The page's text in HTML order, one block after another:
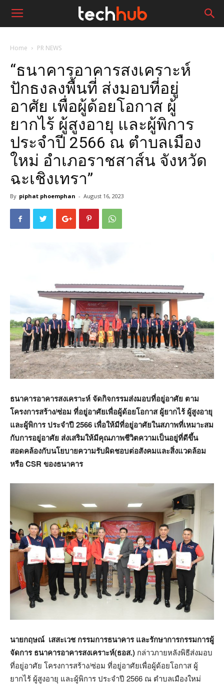
Home PR NEWS
“ธนาคารอาคารสงเคราะห์
ปักธงลงพื้นที่ ส่งมอบที่อยู่
อาศัย เพื่อผู้ด้อยโอกาส ผู้
ยากไร้ ผู้สูงอายุ และผู้พิการ
ประจำปี 2566 ณ ตำบลเมือง
ใหม่ อำเภอราชสาส์น จังหวัด
ฉะเชิงเทรา”
By piphat phoemphan - August 16, 2023
ธนาคารอาคารสงเคราะห์ จัดกิจกรรมส่งมอบที่อยู่อาศัย ตาม
โครงการสร้าง/ซ่อม ที่อยู่อาศัยเพื่อผู้ด้อยโอกาส ผู้ยากไร้ ผู้สูงอายุ
และผู้พิการ ประจำปี2566 เพื่อให้มีที่อยู่อาศัยในสภาพที่เหมาะสม
กับการอยู่อาศัย ส่งเสริมให้มีคุณภาพชีวิตความเป็นอยู่ที่ดีขึ้น
สอดคล้องกับนโยบายความรับผิดชอบต่อสังคมและสิ่งแวดล้อม
หรือ CSR ของธนาคาร
นายกฤษณ์ เสสะเวช กรรมการธนาคาร และรักษาการกรรมการผู้
จัดการ ธนาคารอาคารสงเคราะห์(ธอส.) กล่าวภายหลังพิธีส่งมอบ
ที่อยู่อาศัย โครงการสร้าง/ซ่อม ที่อยู่อาศัยเพื่อผู้ด้อยโอกาส ผู้
ยากไร้ ผู้สูงอายุ และผู้พิการ ประจำปี 2566 ณ ตำบลเมืองใหม่